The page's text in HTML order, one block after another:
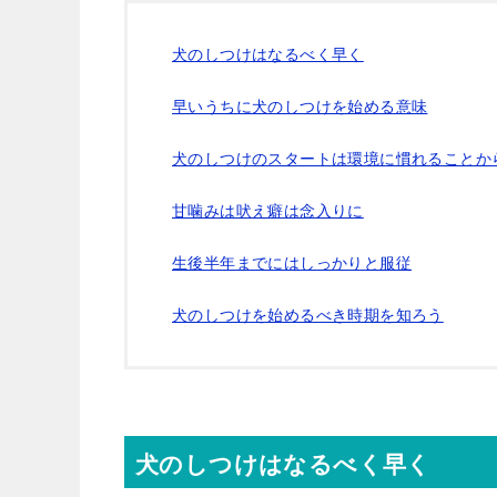
犬のしつけはなるべく早く
早いうちに犬のしつけを始める意味
犬のしつけのスタートは環境に慣れることか
甘噛みは吠え癖は念入りに
生後半年までにはしっかりと服従
犬のしつけを始めるべき時期を知ろう
犬のしつけはなるべく早く